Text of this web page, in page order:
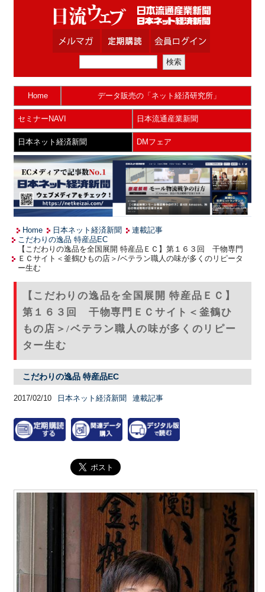
Home データ販売の「ネット経済研究所」
セミナーNAVI 日本流通産業新聞
日本ネット経済新聞 DMフェア
Home 日本ネット経済新聞
連載記事
こだわりの逸品 特産品EC
【こだわりの逸品を全国展開 特産品ＥＣ】第１６３回 干物専門
ＥＣサイト＜釜鶴ひもの店＞/ベテラン職人の味が多くのリピータ
ー生む
【こだわりの逸品を全国展開 特産品ＥＣ】
第１６３回 干物専門ＥＣサイト＜釜鶴ひ
もの店＞/ベテラン職人の味が多くのリピー
ター生む
こだわりの逸品 特産品EC
2017/02/10 日本ネット経済新聞 連載記事